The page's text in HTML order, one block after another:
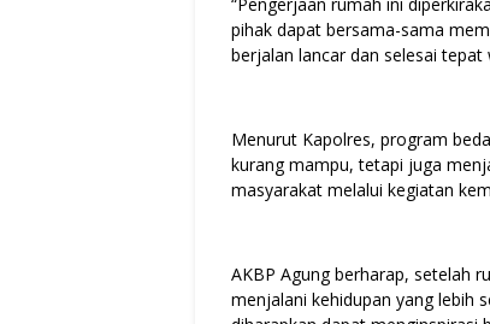
pihak dapat bersama-sama
berjalan lancar dan selesai tepat
Menurut Kapolres, program
kurang mampu, tetapi juga
masyarakat melalui kegiatan
AKBP Agung berharap, setelah
menjalani kehidupan yang lebih